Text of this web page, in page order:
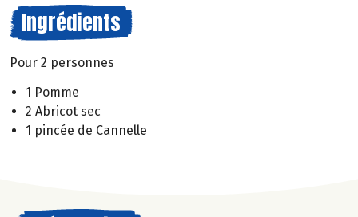
Ingrédients
Pour 2 personnes
1 Pomme
2 Abricot sec
1 pincée de Cannelle